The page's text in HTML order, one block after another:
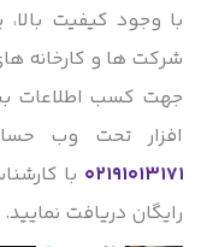
با وجود کیفیت بالا،
شرکت ها و کارخانه
جهت کسب اطلاعات
افزار تحت وب
02191013171با
رایگان دریافت نمایید.